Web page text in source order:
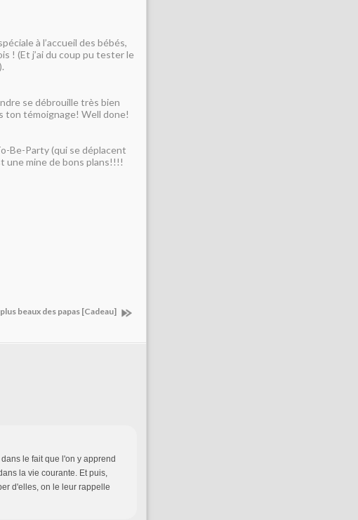
à l’accueil des bébés,
! (Et j’ai du coup pu tester le
se débrouille très bien
ton témoignage! Well done!
Be-Party (qui se déplacent
une mine de bons plans!!!!
beaux des papas [Cadeau]
le fait que l'on y apprend
la vie courante. Et puis,
d'elles, on le leur rappelle